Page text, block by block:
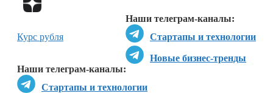
Наши телеграм-каналы:
Стартапы и технологии
Новые бизнес-тренды
Наши телеграм-каналы:
Стартапы и технологии
Курс рубля